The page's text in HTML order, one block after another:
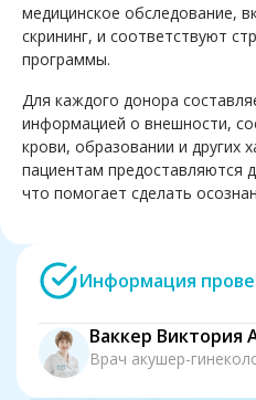
медицинское обследование,
скрининг, и соответствуют
программы.
Для каждого донора
информацией о внешности,
крови, образовании и других
пациентам предоставляются
что помогает сделать
Информация
Ваккер Виктория
Врач акушер-